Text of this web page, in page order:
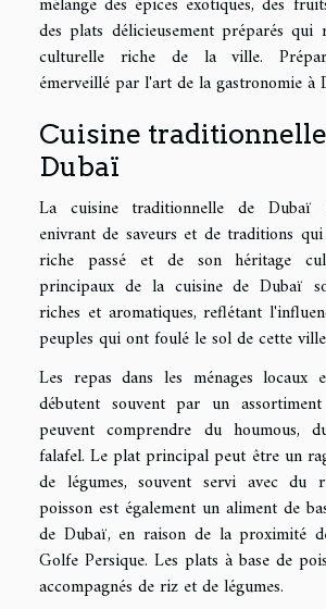
des plats délicieusement préparés
culturelle riche de la ville.
émerveillé par l'art de la gastronomie à
Cuisine
Dubaï
La cuisine traditionnelle de Dubaï
enivrant de saveurs et de traditions
riche passé et de son héritage
principaux de la cuisine de Dubaï
riches et aromatiques, reflétant
peuples qui ont foulé le sol de cette
Les repas dans les ménages locaux
débutent souvent par un
peuvent comprendre du houmous,
falafel. Le plat principal peut être un
de légumes, souvent servi avec du
poisson est également un aliment de
de Dubaï, en raison de la proximité
Golfe Persique. Les plats à base de
accompagnés de riz et de légumes.